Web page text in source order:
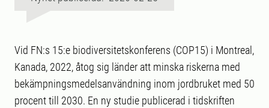
Vid FN:s 15:e biodiversitetskonferens (COP15) i Montreal,
Kanada, 2022, åtog sig länder att minska riskerna med
bekämpningsmedelsanvändning inom jordbruket med 50
procent till 2030. En ny studie publicerad i tidskriften